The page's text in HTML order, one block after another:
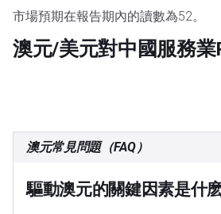
市場預期在報告期內的讀數為52。
澳元/美元對中國服務
澳元常見問題（FAQ）
驅動澳元的關鍵因素是什